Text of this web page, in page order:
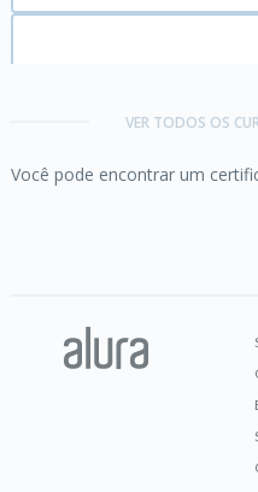
VER TODOS OS
Você pode encontrar um